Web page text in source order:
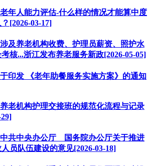
年人能力评估-什么样的情况才能算中度
[2026-03-17]
及养老机构收费、护理员薪资、照护水
核...浙江发布养老服务新政[2026-05-05]
印发 《老年助餐服务实施方案》的通知
老机构护理交接班的规范化流程与记录
共中央办公厅 国务院办公厅关于推进
员队伍建设的意见[2026-03-18]